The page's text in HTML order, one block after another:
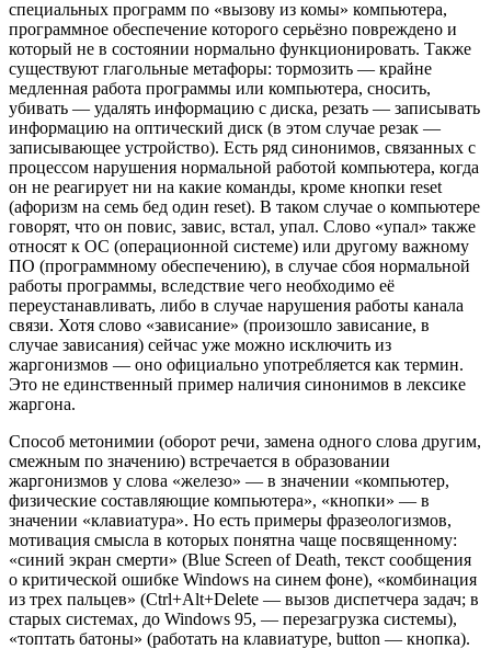
специальных программ по «вызову из комы» компьютера,
программное обеспечение которого серьёзно повреждено и
который не в состоянии нормально функционировать. Также
существуют глагольные метафоры: тормозить — крайне
медленная работа программы или компьютера, сносить,
убивать — удалять информацию с диска, резать — записывать
информацию на оптический диск (в этом случае резак —
записывающее устройство). Есть ряд синонимов, связанных с
процессом нарушения нормальной работой компьютера, когда
он не реагирует ни на какие команды, кроме кнопки reset
(афоризм на семь бед один reset). В таком случае о компьютере
говорят, что он повис, завис, встал, упал. Слово «упал» также
относят к ОС (операционной системе) или другому важному
ПО (программному обеспечению), в случае сбоя нормальной
работы программы, вследствие чего необходимо её
переустанавливать, либо в случае нарушения работы канала
связи. Хотя слово «зависание» (произошло зависание, в
случае зависания) сейчас уже можно исключить из
жаргонизмов — оно официально употребляется как термин.
Это не единственный пример наличия синонимов в лексике
жаргона.
Способ метонимии (оборот речи, замена одного слова другим,
смежным по значению) встречается в образовании
жаргонизмов у слова «железо» — в значении «компьютер,
физические составляющие компьютера», «кнопки» — в
значении «клавиатура». Но есть примеры фразеологизмов,
мотивация смысла в которых понятна чаще посвященному:
«синий экран смерти» (Blue Screen of Death, текст сообщения
о критической ошибке Windows на синем фоне), «комбинация
из трех пальцев» (Ctrl+Alt+Delete — вызов диспетчера задач; в
старых системах, до Windows 95, — перезагрузка системы),
«топтать батоны» (работать на клавиатуре, button — кнопка).